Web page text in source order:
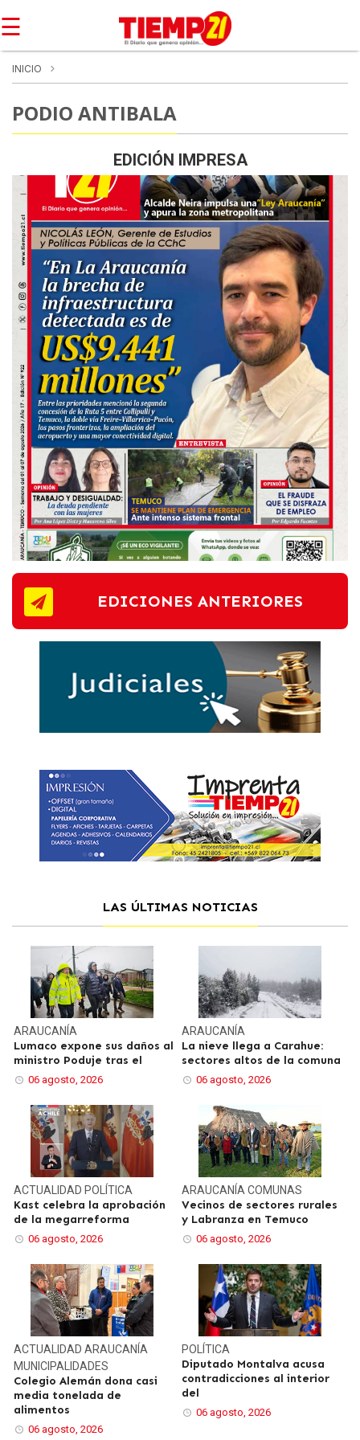
☰
INICIO
PODIO ANTIBALA
EDICIÓN IMPRESA
EDICIONES ANTERIORES
LAS ÚLTIMAS NOTICIAS
ARAUCANÍA
Lumaco expone sus daños al
ministro Poduje tras el
06 agosto, 2026
ARAUCANÍA
La nieve llega a Carahue:
sectores altos de la comuna
06 agosto, 2026
ACTUALIDAD POLÍTICA
Kast celebra la aprobación
de la megarreforma
06 agosto, 2026
ARAUCANÍA COMUNAS
Vecinos de sectores rurales
y Labranza en Temuco
06 agosto, 2026
ACTUALIDADARAUCANÍA
MUNICIPALIDADES
Colegio Alemán dona casi
media tonelada de
alimentos
06 agosto, 2026
POLÍTICA
Diputado Montalva acusa
contradicciones al interior
del
06 agosto, 2026